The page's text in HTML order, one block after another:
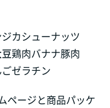
カシューナッツ
鶏肉バナナ豚肉
ゼラチン
ページと商品パッケ